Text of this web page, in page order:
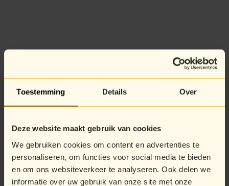
Toestemming Details Over
Deze website maakt gebruik van cookies
We gebruiken cookies om content en advertenties te
personaliseren, om functies voor social media te bieden
en om ons websiteverkeer te analyseren. Ook delen we
informatie over uw gebruik van onze site met onze